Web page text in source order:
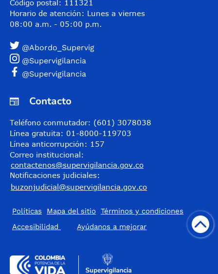
Código postal: 111321
Horario de atención: Lunes a viernes
08:00 a.m. - 05:00 p.m.
@Abordo_Supervig
@Supervigilancia
@Supervigilancia
Contacto
Teléfono conmutador: (601) 3078038
Línea gratuita: 01-8000-119703
Línea anticorrupción: 157
Correo institucional:
contactenos@supervigilancia.gov.co
Notificaciones judiciales:
buzonjudicial@supervigilancia.gov.co
Políticas Mapa del sitio
Términos y condiciones
Accesibilidad
​Ayúdanos a mejorar